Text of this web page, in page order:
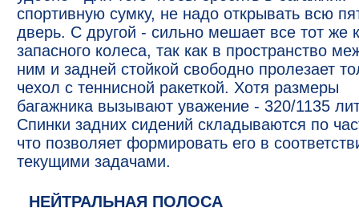
спортивную сумку, не надо открывать всю
дверь. С другой - сильно мешает все тот же
запасного колеса, так как в пространство
ним и задней стойкой свободно пролезает
чехол с теннисной ракеткой. Хотя размеры
багажника вызывают уважение - 320/1135
Спинки задних сидений складываются по
что позволяет формировать его в
текущими задачами.
НЕЙТРАЛЬНАЯ ПОЛОСА